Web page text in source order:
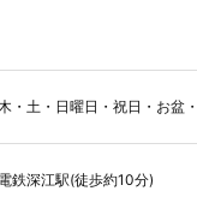
・土・日曜日・祝日・お盆
鉄深江駅(徒歩約10分)